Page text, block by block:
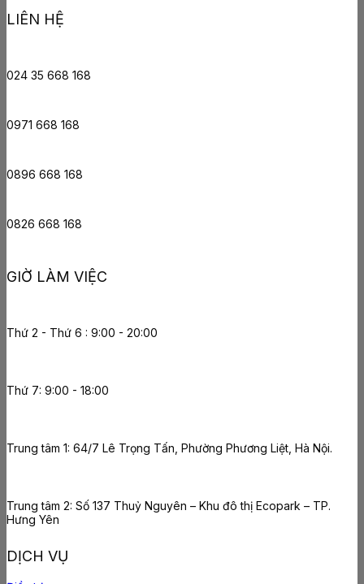
LIÊN HỆ
024 35 668 168
0971 668 168
0896 668 168
0826 668 168
GIỜ LÀM VIỆC
Thứ 2 - Thứ 6 : 9:00 - 20:00
Thứ 7: 9:00 - 18:00
Trung tâm 1: 64/7 Lê Trọng Tấn, Phường Phương Liệt, Hà Nội.
Trung tâm 2: Số 137 Thuỷ Nguyên – Khu đô thị Ecopark – TP.
Hưng Yên
DỊCH VỤ